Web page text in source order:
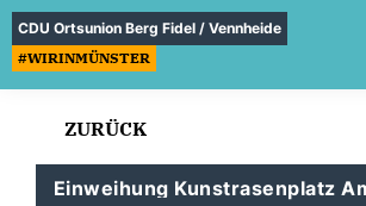
CDU Ortsunion Berg Fidel / Vennheide
#WIRINMÜNSTER
ZURÜCK
Einweihung Kunstrasenplatz